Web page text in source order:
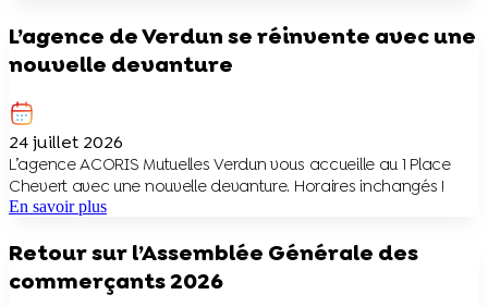
L’agence de Verdun se réinvente avec une
nouvelle devanture
24 juillet 2026
L’agence ACORIS Mutuelles Verdun vous accueille au 1 Place
Chevert avec une nouvelle devanture. Horaires inchangés !
En savoir plus
Retour sur l’Assemblée Générale des
commerçants 2026